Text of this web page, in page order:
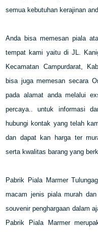
semua kebutuhan kerajinan
Anda bisa memesan piala
tempat kami yaitu di JL.
Kecamatan Campurdarat,
bisa juga memesan secara
pada alamat anda melalui
percaya.. untuk informasi
hubungi kontak yang telah
dan dapat kan harga ter
serta kwalitas barang yang
Pabrik Piala Marmer
macam jenis piala murah
souvenir penghargaan dalam
Pabrik Piala Marmer